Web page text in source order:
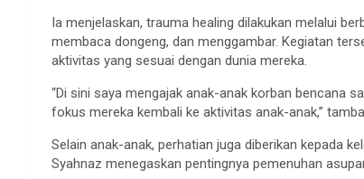
Ia menjelaskan, trauma healing dilakukan melalui
membaca dongeng, dan menggambar. Kegiatan
aktivitas yang sesuai dengan dunia mereka.
“Di sini saya mengajak anak-anak korban bencana
fokus mereka kembali ke aktivitas anak-anak,”
Selain anak-anak, perhatian juga diberikan kepada
Syahnaz menegaskan pentingnya pemenuhan